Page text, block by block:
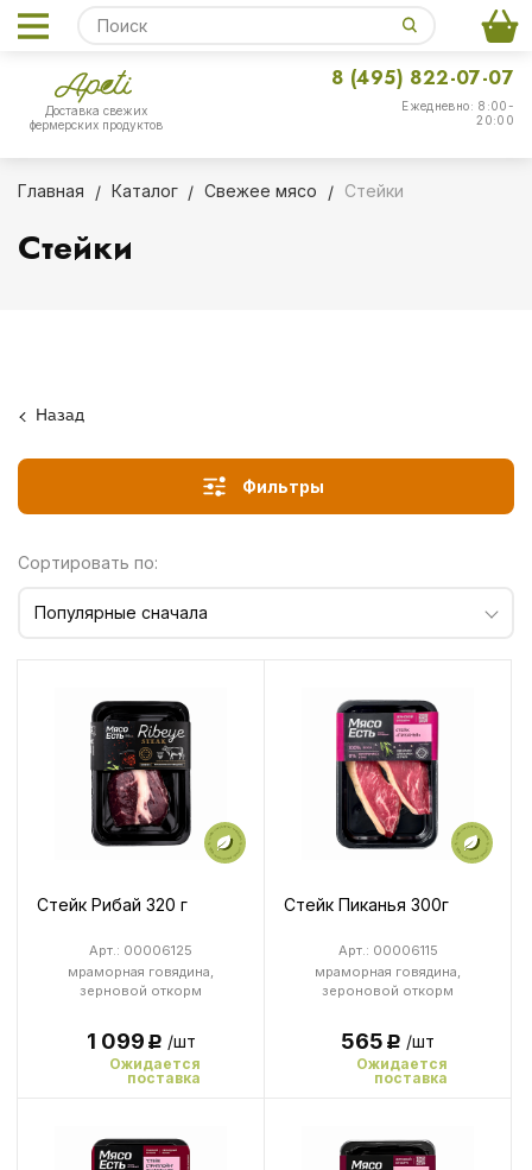
Доставка свежих
фермерских продуктов
Ежедневно: 8:00-
20:00
8 (495) 822-07-07
Главная Каталог Свежее мясо Стейки
Стейки
Назад
Фильтры
Сортировать по:
Популярные сначала
Стейк Рибай 320 г
мраморная говядина,
зерновой откорм
Арт.: 00006125
1 099Р /шт
Ожидается
поставка
Стейк Пиканья 300г
мраморная говядина,
зероновой откорм
Арт.: 00006115
565Р /шт
Ожидается
поставка